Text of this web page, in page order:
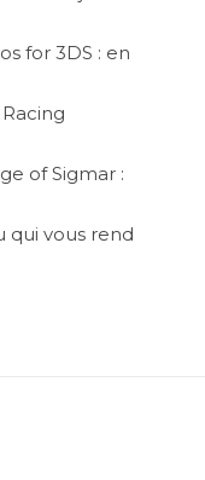
for 3DS : en
of Sigmar :
qui vous rend